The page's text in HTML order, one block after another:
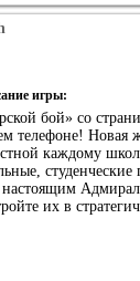
игры:
бой» со
телефоне! Новая
каждому
настоящим
их в